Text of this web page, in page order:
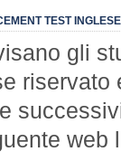
TEST
gli
riservato
web